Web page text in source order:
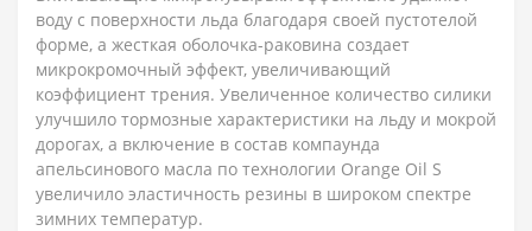
воду с поверхности льда благодаря своей пустотелой
форме, а жесткая оболочка-раковина создает
микрокромочный эффект, увеличивающий
коэффициент трения. Увеличенное количество силики
улучшило тормозные характеристики на льду и мокрой
дорогах, а включение в состав компаунда
апельсинового масла по технологии Orange Oil S
увеличило эластичность резины в широком спектре
зимних температур.